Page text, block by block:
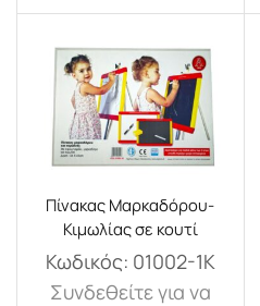
Πίνακας Μαρκαδόρου-
Κιμωλίας σε κουτί
Κωδικός: 01002-1K
Συνδεθείτε για να